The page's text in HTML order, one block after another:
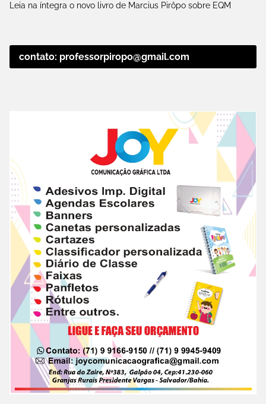
Leia na íntegra o novo livro de Marcius Pirôpo sobre EQM
contato: professorpiropo@gmail.com